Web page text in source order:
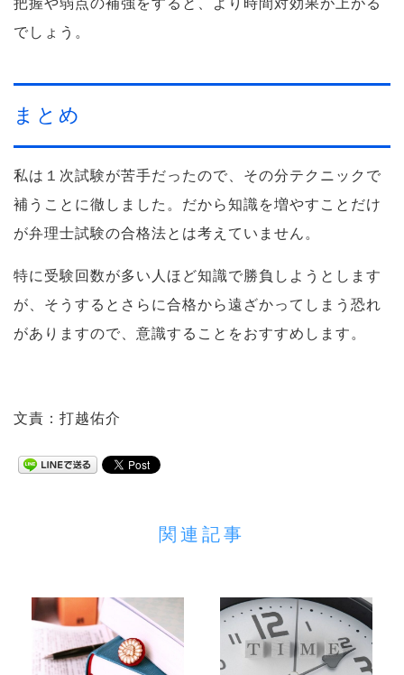
でしょう。
まとめ
私は１次試験が苦手だったので、その分テクニックで
補うことに徹しました。だから知識を増やすことだけ
が弁理士試験の合格法とは考えていません。
特に受験回数が多い人ほど知識で勝負しようとします
が、そうするとさらに合格から遠ざかってしまう恐れ
がありますので、意識することをおすすめします。
文責：打越佑介
関連記事